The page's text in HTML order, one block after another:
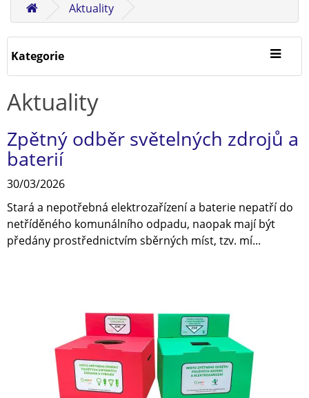
Aktuality
Kategorie
Aktuality
Zpětný odběr světelných zdrojů a
baterií
30/03/2026
Stará a nepotřebná elektrozařízení a baterie nepatří do
netříděného komunálního odpadu, naopak mají být
předány prostřednictvím sběrných míst, tzv. mí...